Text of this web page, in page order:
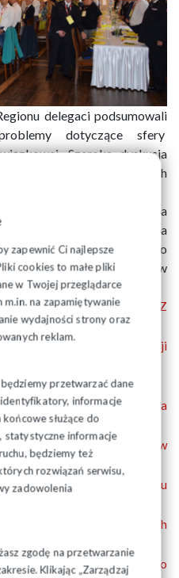
zapewnić Ci najlepsze
cookies to małe pliki
w Twojej przeglądarce
na zapamiętywanie
wydajności strony oraz
reklam.
przetwarzać dane
informacje
służące do
statystyczne informacje
będziemy też
rozwiązań serwisu,
zadowolenia
zgodę na przetwarzanie
Klikając „Zarządzaj
delegaci podsumowali
dotyczące sfery
Szeroka dyskusja
w przyjętych
programowego Józefa
niemal jednogłośnie na
Regionu dyskutowano o
Związek w Regionie w
2028.
się w NSZZ
związku i kontynuacji
związkowych
zasobności i bezpieczeństwa
zawierania układów
zwiększenia poziomu
zapewnienia godnych
wypracowania nowego